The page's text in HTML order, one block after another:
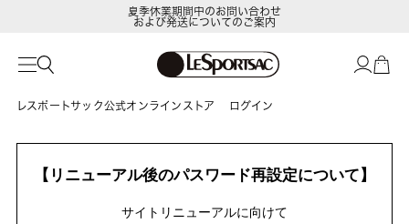
夏季休業期間中のお問い合わせ
および発送についてのご案内
レスポートサック公式オンラインストア ログイン
【リニューアル後のパスワード再設定について】
サイトリニューアルに向けて